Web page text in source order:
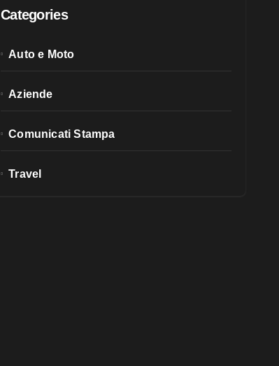
Categories
Auto e Moto
Aziende
Comunicati Stampa
Travel